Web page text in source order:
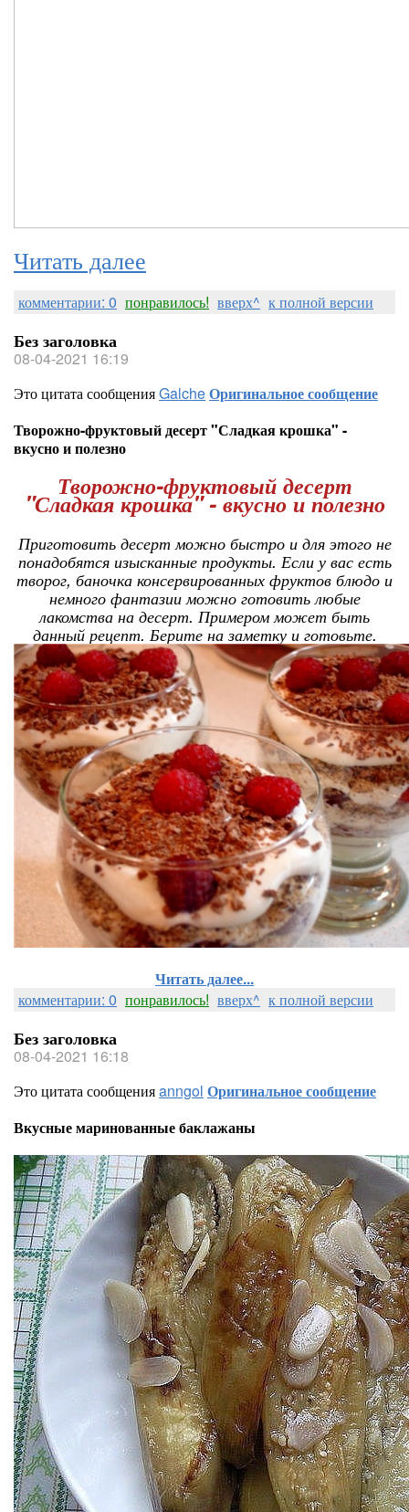
Читать далее
комментарии: 0 понравилось! вверх^ к полной версии
Без заголовка
08-04-2021 16:19
Это цитата сообщенияGalcheОригинальное сообщение
Творожно-фруктовый десерт "Сладкая крошка" -
вкусно и полезно
Творожно-фруктовый десерт
"Сладкая крошка" - вкусно и полезно
Приготовить десерт можно быстро и для этого не
понадобятся изысканные продукты. Если у вас есть
творог, баночка консервированных фруктов блюдо и
немного фантазии можно готовить любые
лакомства на десерт. Примером может быть
данный рецепт. Берите на заметку и готовьте.
Читать далее...
комментарии: 0 понравилось! вверх^ к полной версии
Без заголовка
08-04-2021 16:18
Это цитата сообщенияanngol Оригинальное сообщение
Вкусные маринованные баклажаны